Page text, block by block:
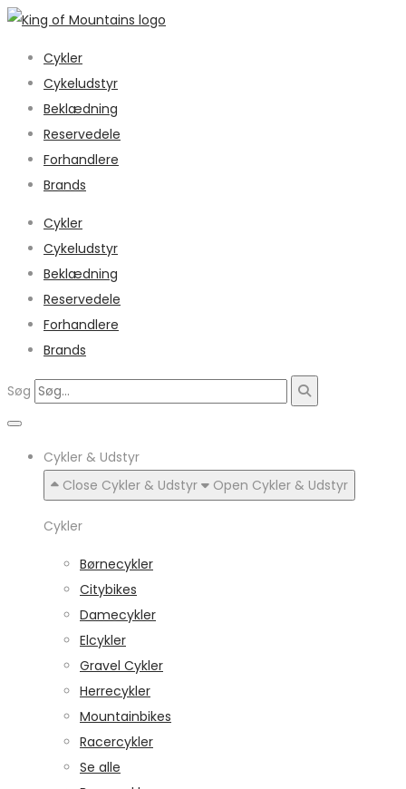
Cykler
Cykeludstyr
Beklædning
Reservedele
Forhandlere
Brands
Cykler
Cykeludstyr
Beklædning
Reservedele
Forhandlere
Brands
Søg
Cykler & Udstyr
Close Cykler & Udstyr
Open Cykler & Udstyr
Cykler
Børnecykler
Citybikes
Damecykler
Elcykler
Gravel Cykler
Herrecykler
Mountainbikes
Racercykler
Se alle